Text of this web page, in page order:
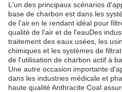
L'un des principaux scénarios
base de charbon est dans les
de l'air.en le rendant idéal pour
qualité de l'air et de l'eauDes
traitement des eaux usées, les
chimiques et les systèmes de
de l'utilisation de charbon actif à
Une autre occasion importante
dans les industries médicale et
haute qualité Anthracite Coal